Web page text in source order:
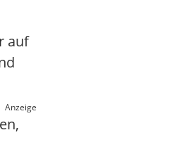
auf
Anzeige